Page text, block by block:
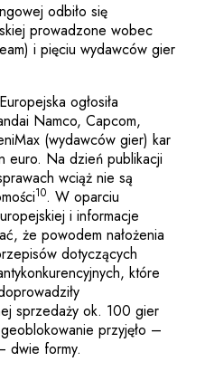
odbiło się
prowadzone wobec
i pięciu wydawców gier
ogłosiła
Namco, Capcom,
(wydawców gier) kar
euro. Na dzień publikacji
wciąż nie są
10. W oparciu
i informacje
że powodem nałożenia
dotyczących
które
sprzedaży ok. 100 gier
przyjęło –
dwie formy.